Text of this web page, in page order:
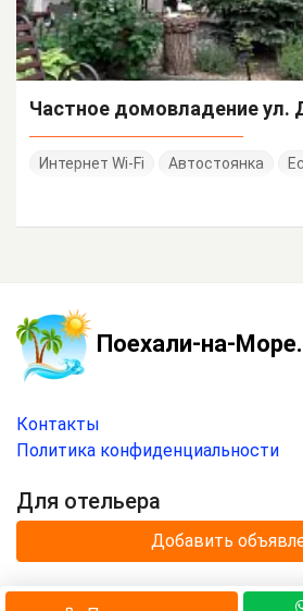
Частное домовладение ул.
Интернет Wi-Fi Автостоянка
Поехали-на-
Контакты
Политика конфиденциальности
Для отельера
Добавить
© 2020 —2026г.